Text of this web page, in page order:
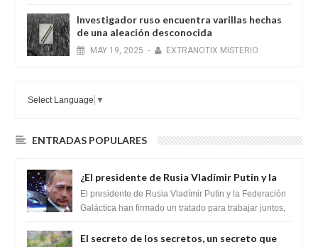
Investigador ruso encuentra varillas hechas
de una aleación desconocida
MAY 19, 2025 - EXTRANOTIX MISTERIO
Select Language ▼
ENTRADAS POPULARES
¿El presidente de Rusia Vladímir Putin y la
Federación Galactica han firmado un
tratado para acabar con los Sionistas?
El presidente de Rusia Vladímir Putin y la Federación
Galáctica han firmado un tratado para trabajar juntos,
El secreto de los secretos, un secreto que